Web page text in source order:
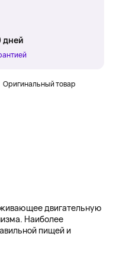
дней
Оригинальный товар
двигательную
Наиболее
пищей и